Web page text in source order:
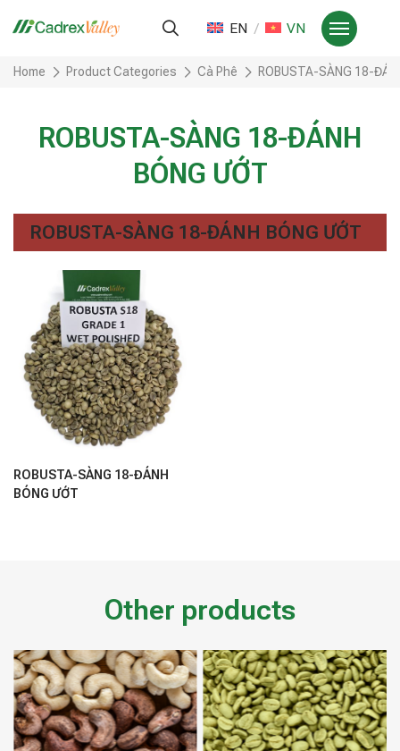
EN VN
Home Product Categories Cà Phê ROBUSTA-SÀNG 18-
ROBUSTA-SÀNG 18-ĐÁNH
BÓNG ƯỚT
ROBUSTA-SÀNG 18-ĐÁNH BÓNG ƯỚT
ROBUSTA-SÀNG 18-ĐÁNH
BÓNG ƯỚT
Other products